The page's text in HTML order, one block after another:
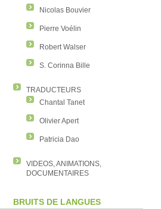
Nicolas Bouvier
Pierre Voélin
Robert Walser
S. Corinna Bille
TRADUCTEURS
Chantal Tanet
Olivier Apert
Patricia Dao
VIDEOS, ANIMATIONS,
DOCUMENTAIRES
BRUITS DE LANGUES